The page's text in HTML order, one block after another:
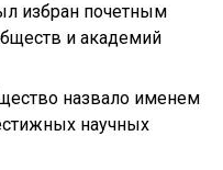
избран почетным
и академий
назвало именем
научных